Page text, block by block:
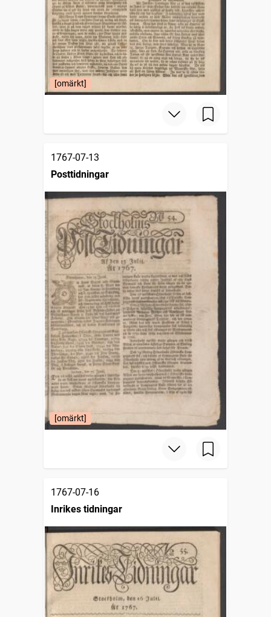
[omärkt]
1767-07-13
Posttidningar
[omärkt]
1767-07-16
Inrikes tidningar